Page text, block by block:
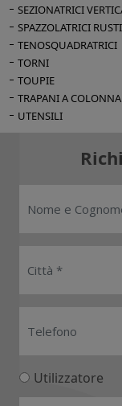
SEZIONATRICI
SPAZZOLATRICI
TENOSQUADRATRICI
TORNI
TOUPIE
TRAPANI A COLONNA
UTENSILI
Utilizzatore